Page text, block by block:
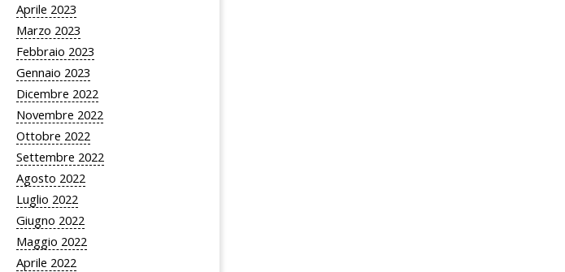
Aprile 2023
Marzo 2023
Febbraio 2023
Gennaio 2023
Dicembre 2022
Novembre 2022
Ottobre 2022
Settembre 2022
Agosto 2022
Luglio 2022
Giugno 2022
Maggio 2022
Aprile 2022